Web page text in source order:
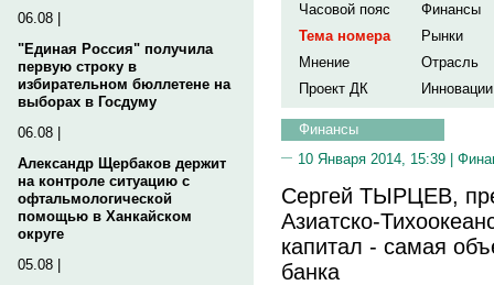
06.08 |
"Единая Россия" получила
первую строку в
избирательном бюллетене на
выборах в Госдуму
06.08 |
Александр Щербаков держит
на контроле ситуацию с
офтальмологической
помощью в Ханкайском
округе
05.08 |
Часовой пояс
Финансы
Тема номера
Рынки
Мнение
Отрасль
Проект ДК
Инновации
Финансы
10 Января 2014, 15:39 |
Сергей ТЫРЦЕВ,
Азиатско-
капитал - самая
банка